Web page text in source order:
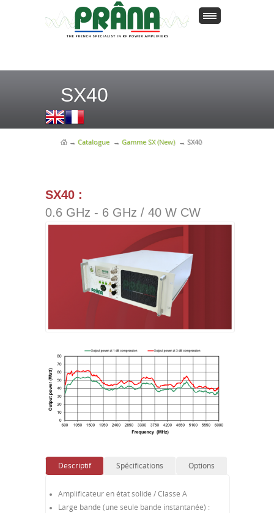
SX40
→ Catalogue→ Gamme SX (New)→ SX40
SX40 :
0.6 GHz - 6 GHz / 40 W CW
Descriptif Spécifications Options
Amplificateur en état solide / Classe A
Large bande (une seule bande instantanée) :